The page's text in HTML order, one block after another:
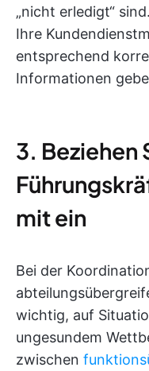
„nicht erledigt“
Ihre
entsprechend
Informationen
3. Beziehen
mit ein
Bei der
wichtig, auf
ungesundem
zwischen